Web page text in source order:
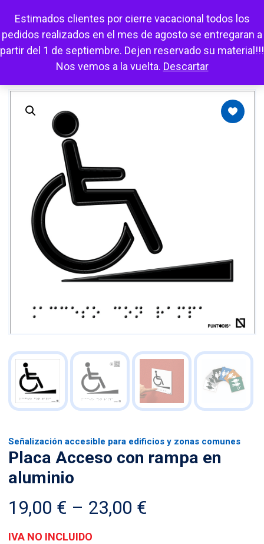
Estimados clientes por cierre vacacional todos los
pedidos realizados en el mes de agosto se entregaran a
partir del 1 de septiembre. Dejen reservado su material!!!
Nos vemos a la vuelta. Descartar
Mi cuenta Carrito Favoritos Escuchar
Señalización accesible para edificios y zonas comunes
Placa Acceso con rampa en
aluminio
19,00 € – 23,00 €
IVA NO INCLUIDO